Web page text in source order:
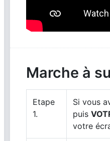
Marche à
Etape
1.
Si vous
puis
votre